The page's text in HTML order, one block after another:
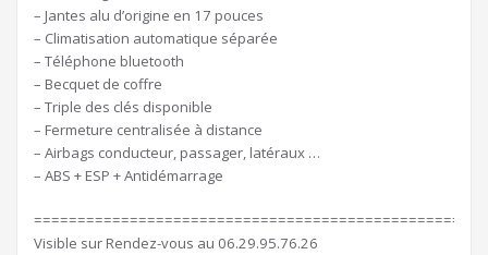
– Jantes alu d’origine en 17 pouces
– Climatisation automatique séparée
– Téléphone bluetooth
– Becquet de coffre
– Triple des clés disponible
– Fermeture centralisée à distance
– Airbags conducteur, passager, latéraux …
– ABS + ESP + Antidémarrage
Visible sur Rendez-vous au 06.29.95.76.26